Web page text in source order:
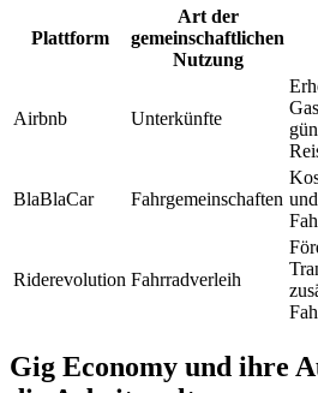
Plattform
Art der
gemeinschaftlichen
Nutzung
Airbnb Unterkünfte
BlaBlaCar Fahrgemeinschaften
Riderevolution Fahrradverleih
Gig Economy und ihre